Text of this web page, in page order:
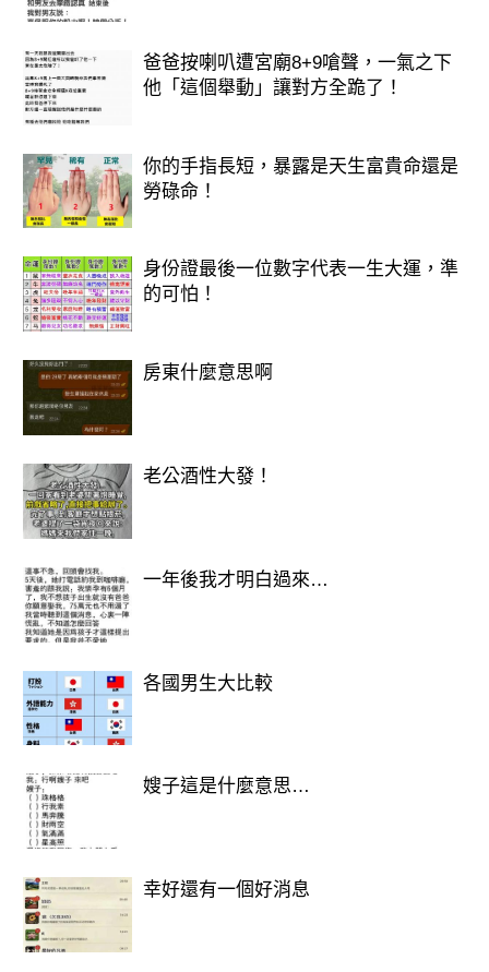
是財神選中的人！
爸爸按喇叭遭宮廟8+9嗆聲，一氣之下
他「這個舉動」讓對方全跪了！
你的手指長短，暴露是天生富貴命還是
勞碌命！
身份證最後一位數字代表一生大運，準
的可怕！
房東什麼意思啊
老公酒性大發！
一年後我才明白過來…
各國男生大比較
嫂子這是什麼意思…
幸好還有一個好消息